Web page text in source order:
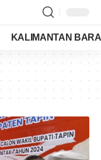
KALIMANTAN